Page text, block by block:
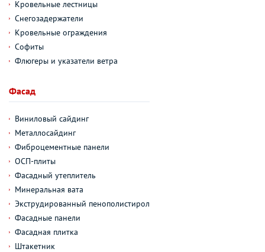
Кровельные лестницы
Снегозадержатели
Кровельные ограждения
Софиты
Флюгеры и указатели ветра
Фасад
Виниловый сайдинг
Металлосайдинг
Фиброцементные панели
ОСП-плиты
Фасадный утеплитель
Минеральная вата
Экструдированный пенополистирол
Фасадные панели
Фасадная плитка
Штакетник